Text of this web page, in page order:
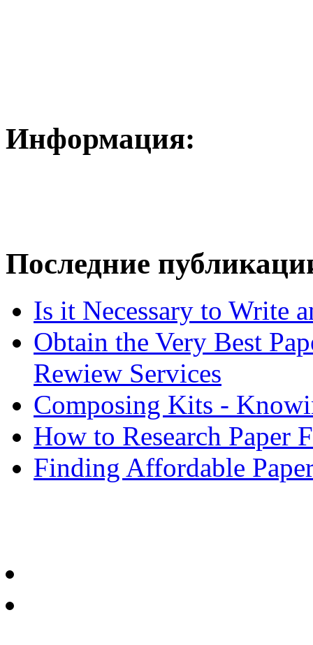
Информация:
Последние
Is it Necessary to Write
Obtain the Very Best
Rewiew Services
Composing Kits -
How to Research Paper
Finding Affordable